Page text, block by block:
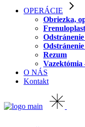
OPERÁCIE
Obriezka,
Rezum
Vazektómia
O NÁS
Kontakt